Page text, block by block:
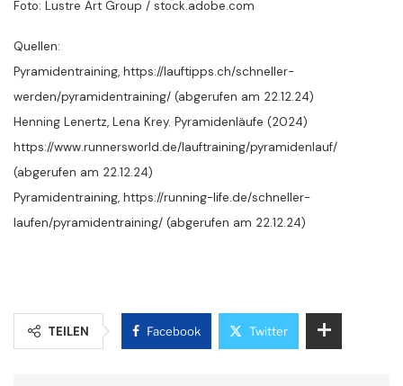
Foto: Lustre Art Group / stock.adobe.com
Quellen:
Pyramidentraining, https://lauftipps.ch/schneller-
werden/pyramidentraining/ (abgerufen am 22.12.24)
Henning Lenertz, Lena Krey. Pyramidenläufe (2024)
https://www.runnersworld.de/lauftraining/pyramidenlauf/
(abgerufen am 22.12.24)
Pyramidentraining, https://running-life.de/schneller-
laufen/pyramidentraining/ (abgerufen am 22.12.24)
TEILEN Facebook Twitter